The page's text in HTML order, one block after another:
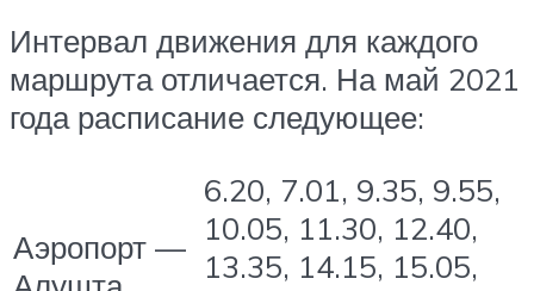
Интервал движения для каждого
маршрута отличается. На май 2021
года расписание следующее:
Аэропорт —
6.20, 7.01, 9.35, 9.55,
10.05, 11.30, 12.40,
13.35, 14.15, 15.05,